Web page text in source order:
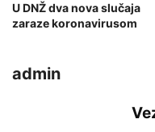
U DNŽ dva nova slučaja
zaraze koronavirusom
admin